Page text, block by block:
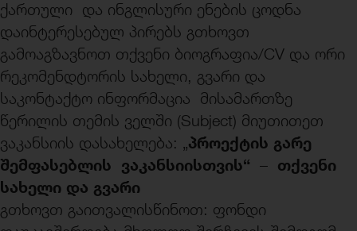
ქართული და ინგლისური ენების ცოდნა
დაინტერესებულ პირებს გთხოვთ
გამოაგზავნოთ თქვენი ბიოგრაფია/CV და ორი
რეკომენდტორის სახელი, გვარი და
საკონტაქტო ინფორმაცია მისამართზე
წერილის თემის ველში (Subject) მიუთითეთ
ვაკანსიის დასახელება: „პროექტის გარე
შემფასებლის ვაკანსიისთვის“ – თქვენი
სახელი და გვარი
გთხოვთ გაითვალისწინოთ: ფონდი